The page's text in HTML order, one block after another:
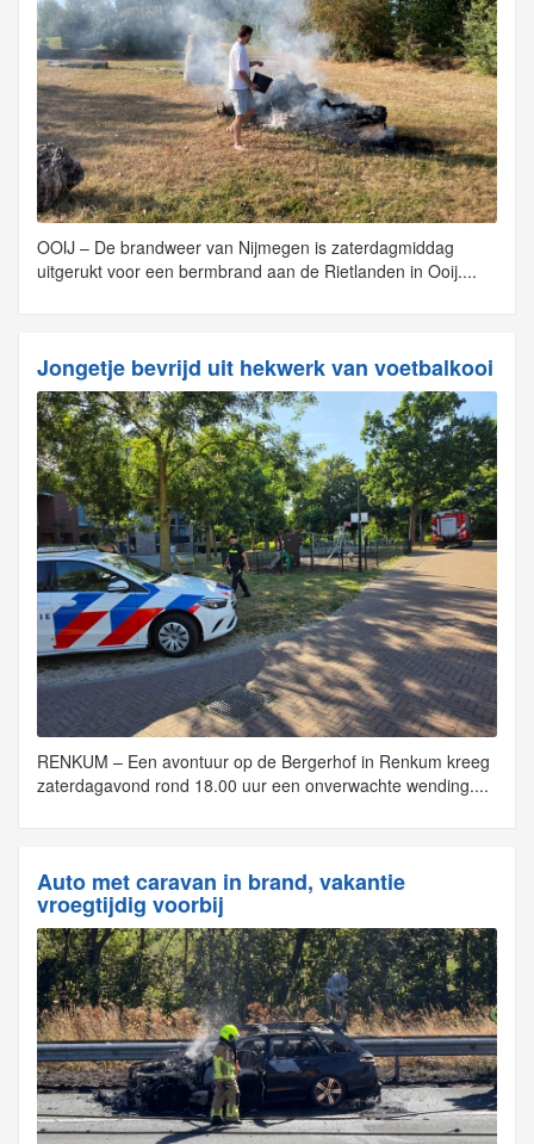
OOIJ – De brandweer van Nijmegen is zaterdagmiddag
uitgerukt voor een bermbrand aan de Rietlanden in Ooij....
Jongetje bevrijd uit hekwerk van voetbalkooi
RENKUM – Een avontuur op de Bergerhof in Renkum kreeg
zaterdagavond rond 18.00 uur een onverwachte wending....
Auto met caravan in brand, vakantie
vroegtijdig voorbij